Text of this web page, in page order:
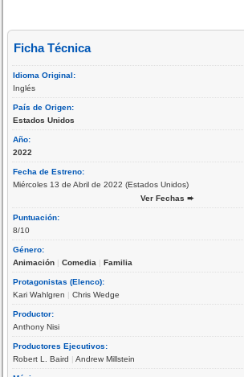
Ficha Técnica
Idioma Original:
Inglés
País de Origen:
Estados Unidos
Año:
2022
Fecha de Estreno:
Miércoles 13 de Abril de 2022 (Estados Unidos)
Ver Fechas ➨
Puntuación:
8/10
Género:
Animación |Comedia |Familia
Protagonistas (Elenco):
Kari Wahlgren |Chris Wedge
Productor:
Anthony Nisi
Productores Ejecutivos:
Robert L. Baird |Andrew Millstein